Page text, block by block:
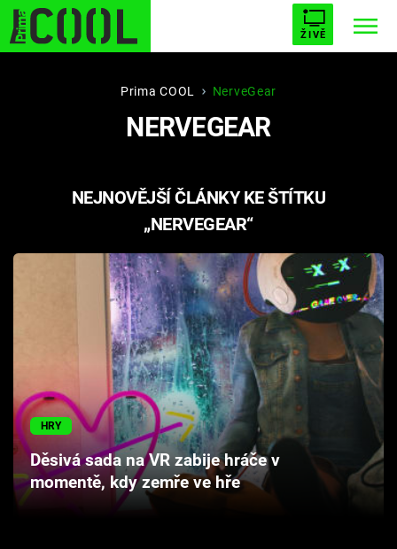
ŽIVĚ
STARHOUSE BUFFY, PŘEMOŽITELKA UPÍRŮ
PLNEJ KOTEL AVENGERS 5
Cool Esport
Pořady
TV Program
Prima COOL NerveGear
NERVEGEAR
NEJNOVĚJŠÍ ČLÁNKY KE ŠTÍTKU
„NERVEGEAR“
HRY
Děsivá sada na VR zabije hráče v
momentě, kdy zemře ve hře